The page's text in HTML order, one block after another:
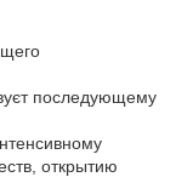
последующему
открытию